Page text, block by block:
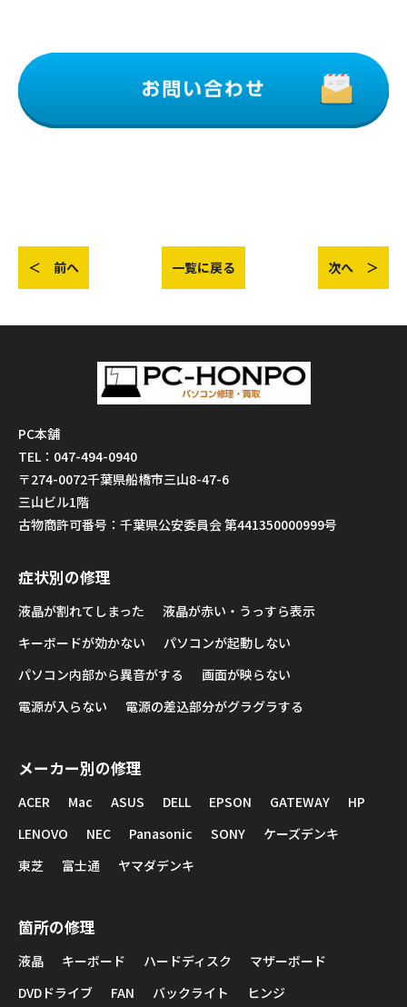
＜ 前へ 一覧に戻る 次へ ＞
PC本舗
TEL：047-494-0940
〒274-0072千葉県船橋市三山8-47-6
三山ビル1階
古物商許可番号：千葉県公安委員会 第441350000999号
症状別の修理
液晶が割れてしまった
液晶が赤い・うっすら表示
キーボードが効かない
パソコンが起動しない
パソコン内部から異音がする
画面が映らない
電源が入らない
電源の差込部分がグラグラする
メーカー別の修理
ACER Mac ASUS DELL EPSON GATEWAY
HP
LENOVO
NEC Panasonic SONY
ケーズデンキ
東芝
富士通 ヤマダデンキ
箇所の修理
液晶 キーボード ハードディスク
マザーボード
DVDドライブ
FAN バックライト ヒンジ